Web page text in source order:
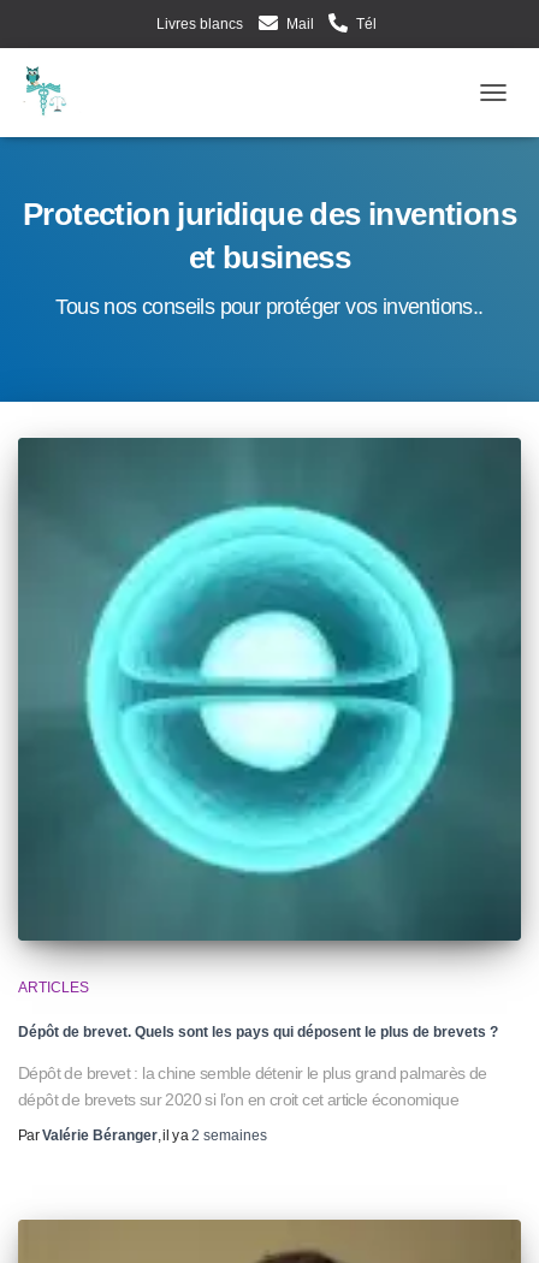
Livres blancs Mail Tél
Protection juridique des inventions
et business
Tous nos conseils pour protéger vos inventions..
ARTICLES
Dépôt de brevet. Quels sont les pays qui déposent le plus de brevets ?
Dépôt de brevet : la chine semble détenir le plus grand palmarès de
dépôt de brevets sur 2020 si l’on en croit cet article économique
ParValérie Béranger, il y a2 semaines